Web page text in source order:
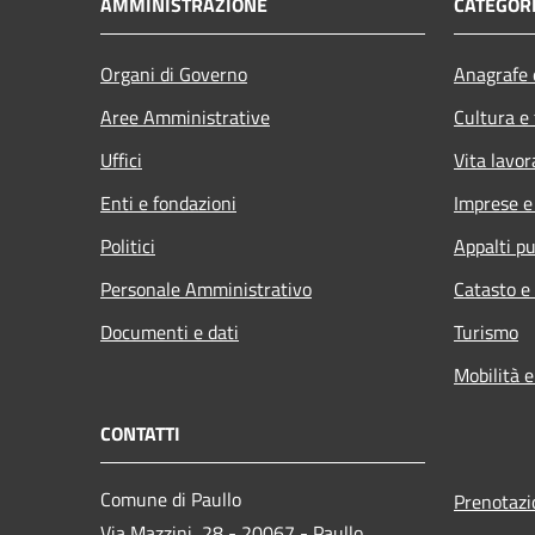
Organi di Governo
Aree Amministrative
Uffici
Enti e fondazioni
Politici
Personale Amministrativo
Documenti e dati
Cultura
Vita
Imprese
Appalti
Catasto
Turismo
Mobilità
CONTATTI
Comune di Paullo